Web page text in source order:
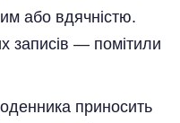
або вдячністю.
записів — помітили
приносить